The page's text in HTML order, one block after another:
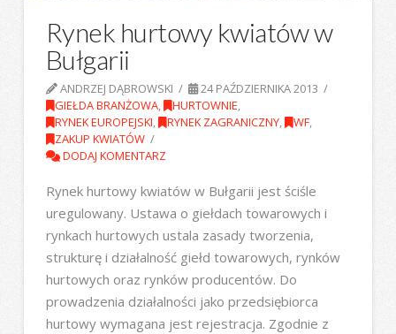
Rynek hurtowy kwiatów w
Bułgarii
ANDRZEJ DĄBROWSKI
24 PAŹDZIERNIKA 2013
GIEŁDA BRANŻOWA, HURTOWNIE,
RYNEK EUROPEJSKI, RYNEK ZAGRANICZNY, WF,
ZAKUP KWIATÓW
DODAJ KOMENTARZ
Rynek hurtowy kwiatów w Bułgarii jest ściśle
uregulowany. Ustawa o giełdach towarowych i
rynkach hurtowych ustala zasady tworzenia,
strukturę i działalność giełd towarowych, rynków
hurtowych oraz rynków producentów. Do
prowadzenia działalności jako przedsiębiorca
hurtowy wymagana jest rejestracja. Zgodnie z